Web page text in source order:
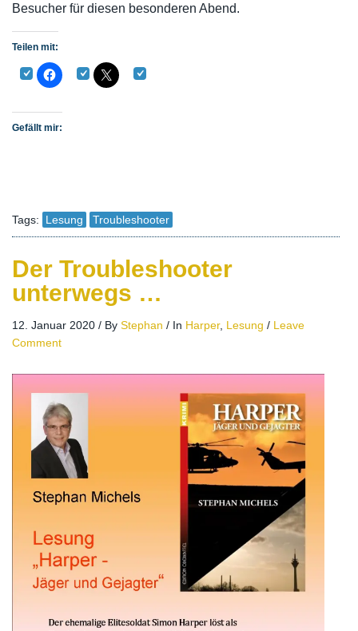
Besucher für diesen besonderen Abend.
Teilen mit:
Gefällt mir:
Tags: Lesung Troubleshooter
Der Troubleshooter
unterwegs …
12. Januar 2020 / By Stephan / In Harper, Lesung / Leave
Comment